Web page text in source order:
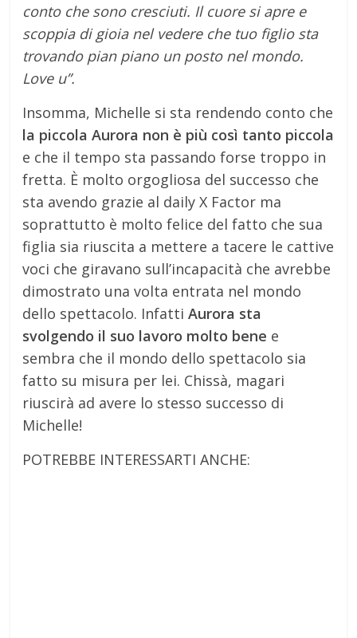
conto che sono cresciuti. Il cuore si apre e
scoppia di gioia nel vedere che tuo figlio sta
trovando pian piano un posto nel mondo.
Love u”.
Insomma, Michelle si sta rendendo conto che
la piccola Aurora non è più così tanto piccola
e che il tempo sta passando forse troppo in
fretta. È molto orgogliosa del successo che
sta avendo grazie al daily X Factor ma
soprattutto è molto felice del fatto che sua
figlia sia riuscita a mettere a tacere le cattive
voci che giravano sull’incapacità che avrebbe
dimostrato una volta entrata nel mondo
dello spettacolo. InfattiAurora sta
svolgendo il suo lavoro molto bene e
sembra che il mondo dello spettacolo sia
fatto su misura per lei. Chissà, magari
riuscirà ad avere lo stesso successo di
Michelle!
POTREBBE INTERESSARTI ANCHE: